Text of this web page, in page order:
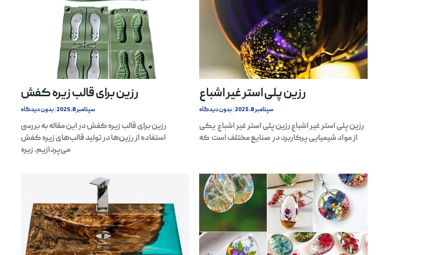
رزین پلی استر غیر اشباع
سپتامبر 8, 2025 بدون دیدگاه
رزین پلی استر غیر اشباع رزین پلی استر غیر اشباع یکی
از مواد شیمیایی پرکاربرد در صنایع مختلف است که
رزین برای قالب زیره کفش
سپتامبر 8, 2025 بدون دیدگاه
رزین برای قالب زیره کفش در این مقاله به بررسی
استفاده از رزین‌ها در تولید قالب‌های زیره کفش
می‌پردازیم. زیره